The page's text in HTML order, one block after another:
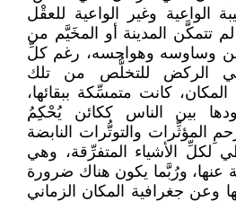
الواعية وغير الواعية للعقْل
لم تتمكَّن المدينة أو المخَيَّم من
وساوسه وهواجسه، رغم كلِّ
في الركض للتخلُّص من تلك
المكان، كانت متمسِّكة ببقائها،
بين الناس ككائن يُحْكِمُ
المؤثِّرات والتوتُّرات النابضة
لكلِّ الأشياء المتفرِّقة، وهي
عنها، ورُبَّما يكون هناك ضرورة
وعن جغرافية المكان الزماني